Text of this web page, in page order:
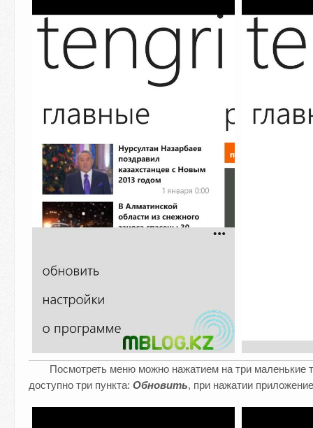
Посмотреть меню можно нажатием на три маленькие
доступно три пункта: Обновить, при нажатии